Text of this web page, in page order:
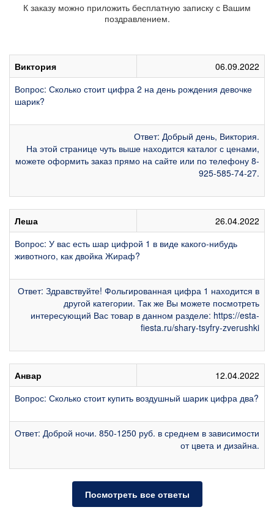
К заказу можно приложить бесплатную записку с Вашим
поздравлением.
Виктория
06.09.2022
Вопрос: Сколько стоит цифра 2 на день рождения девочке
шарик?
Ответ: Добрый день, Виктория.
На этой странице чуть выше находится каталог с ценами,
можете оформить заказ прямо на сайте или по телефону 8-
925-585-74-27.
Леша
26.04.2022
Вопрос: У вас есть шар цифрой 1 в виде какого-нибудь
животного, как двойка Жираф?
Ответ: Здравствуйте! Фольгированная цифра 1 находится в
другой категории. Так же Вы можете посмотреть
интересующий Вас товар в данном разделе: https://esta-
fiesta.ru/shary-tsyfry-zverushki
Анвар
12.04.2022
Вопрос: Сколько стоит купить воздушный шарик цифра два?
Ответ: Доброй ночи. 850-1250 руб. в среднем в зависимости
от цвета и дизайна.
Посмотреть все ответы